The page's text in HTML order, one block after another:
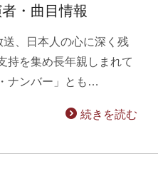
・曲目情報
、日本人の心に深く残
持を集め長年親しまれて
ナンバー」とも…
続きを読む